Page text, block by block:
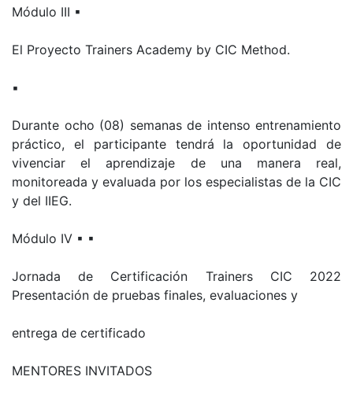
Módulo III ▪
El Proyecto Trainers Academy by CIC Method.
▪
Durante ocho (08) semanas de intenso entrenamiento
práctico, el participante tendrá la oportunidad de
vivenciar el aprendizaje de una manera real,
monitoreada y evaluada por los especialistas de la CIC
y del IIEG.
Módulo IV ▪ ▪
Jornada de Certificación Trainers CIC 2022
Presentación de pruebas finales, evaluaciones y
entrega de certificado
MENTORES INVITADOS